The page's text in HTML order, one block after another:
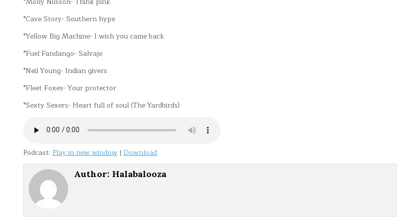
*Cave Story- Southern hype
*Yellow Big Machine- I wish you came back
*Fuel Fandango- Salvaje
*Neil Young- Indian givers
*Fleet Foxes- Your protector
*Sexty Sexers- Heart full of soul (The Yardbirds)
Podcast: Play in new window | Download
Author: Halabalooza